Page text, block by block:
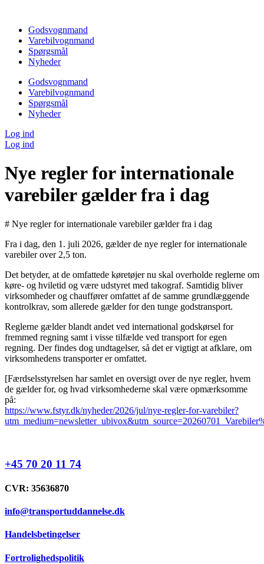
indholdGodsvognmand
Varebilvognmand
Spørgsmål
Nyheder
Godsvognmand
Varebilvognmand
Spørgsmål
Nyheder
Log ind
Log ind
Nye regler for internationale
varebiler gælder fra i dag
# Nye regler for internationale varebiler gælder fra i dag
Fra i dag, den 1. juli 2026, gælder de nye regler for internationale
varebiler over 2,5 ton.
Det betyder, at de omfattede køretøjer nu skal overholde reglerne om
køre- og hviletid og være udstyret med takograf. Samtidig bliver
virksomheder og chauffører omfattet af de samme grundlæggende
kontrolkrav, som allerede gælder for den tunge godstransport.
Reglerne gælder blandt andet ved international godskørsel for
fremmed regning samt i visse tilfælde ved transport for egen
regning. Der findes dog undtagelser, så det er vigtigt at afklare, om
virksomhedens transporter er omfattet.
[Færdselsstyrelsen har samlet en oversigt over de nye regler, hvem
de gælder for, og hvad virksomhederne skal være opmærksomme
på:
https://www.fstyr.dk/nyheder/2026/jul/nye-regler-for-varebiler?
+45 70 20 11 74
CVR: 35636870
info@transportuddannelse.dk
Handelsbetingelser
Fortrolighedspolitik